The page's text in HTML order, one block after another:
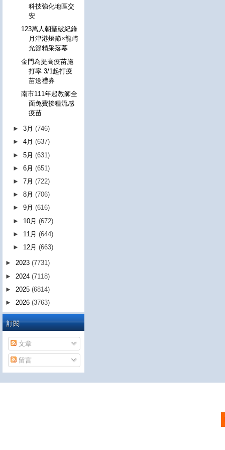
科技強化地區交
安
123萬人朝聖破紀錄
月津港燈節×龍崎
光節精采落幕
金門為提高疫苗施
打率 3/1起打疫
苗送禮券
南市111年起教師全
面免費接種流感
疫苗
►3月(746)
►4月(637)
►5月(631)
►6月(651)
►7月(722)
►8月(706)
►9月(616)
► 10月(672)
► 11月(644)
► 12月(663)
► 2023 (7731)
► 2024 (7118)
► 2025 (6814)
► 2026 (3763)
訂閱
文章
留言